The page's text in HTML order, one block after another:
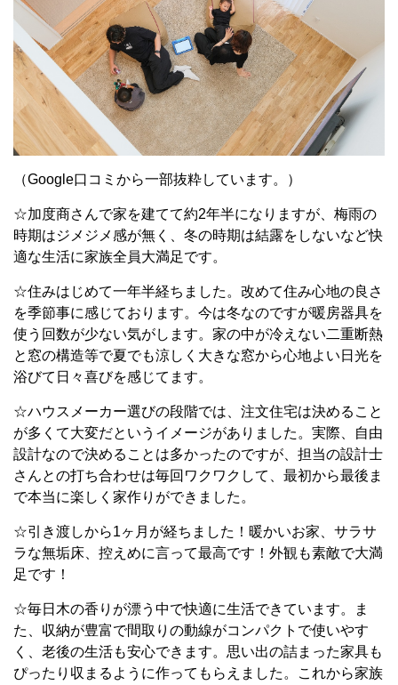
（Google口コミから一部抜粋しています。）
☆加度商さんで家を建てて約2年半になりますが、梅雨の
時期はジメジメ感が無く、冬の時期は結露をしないなど快
適な生活に家族全員大満足です。
☆住みはじめて一年半経ちました。改めて住み心地の良さ
を季節事に感じております。今は冬なのですが暖房器具を
使う回数が少ない気がします。家の中が冷えない二重断熱
と窓の構造等で夏でも涼しく大きな窓から心地よい日光を
浴びて日々喜びを感じてます。
☆ハウスメーカー選びの段階では、注文住宅は決めること
が多くて大変だというイメージがありました。実際、自由
設計なので決めることは多かったのですが、担当の設計士
さんとの打ち合わせは毎回ワクワクして、最初から最後ま
で本当に楽しく家作りができました。
☆引き渡しから1ヶ月が経ちました！暖かいお家、サラサ
ラな無垢床、控えめに言って最高です！外観も素敵で大満
足です！
☆毎日木の香りが漂う中で快適に生活できています。ま
た、収納が豊富で間取りの動線がコンパクトで使いやす
く、老後の生活も安心できます。思い出の詰まった家具も
ぴったり収まるように作ってもらえました。これから家族